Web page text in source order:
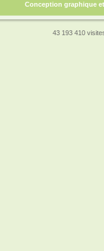
Conception graphique
43 193 410